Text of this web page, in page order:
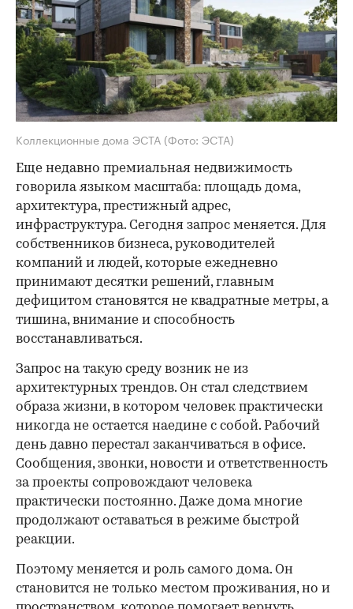
Коллекционные дома ЭСТА (Фото: ЭСТА)
Еще недавно премиальная недвижимость
говорила языком масштаба: площадь дома,
архитектура, престижный адрес,
инфраструктура. Сегодня запрос меняется. Для
собственников бизнеса, руководителей
компаний и людей, которые ежедневно
принимают десятки решений, главным
дефицитом становятся не квадратные метры, а
тишина, внимание и способность
восстанавливаться.
Запрос на такую среду возник не из
архитектурных трендов. Он стал следствием
образа жизни, в котором человек практически
никогда не остается наедине с собой. Рабочий
день давно перестал заканчиваться в офисе.
Сообщения, звонки, новости и ответственность
за проекты сопровождают человека
практически постоянно. Даже дома многие
продолжают оставаться в режиме быстрой
реакции.
Поэтому меняется и роль самого дома. Он
становится не только местом проживания, но и